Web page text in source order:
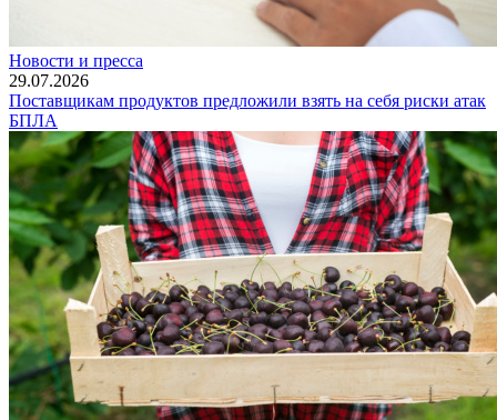
Новости и пресса
29.07.2026
Поставщикам продуктов предложили взять на себя риски атак
БПЛА